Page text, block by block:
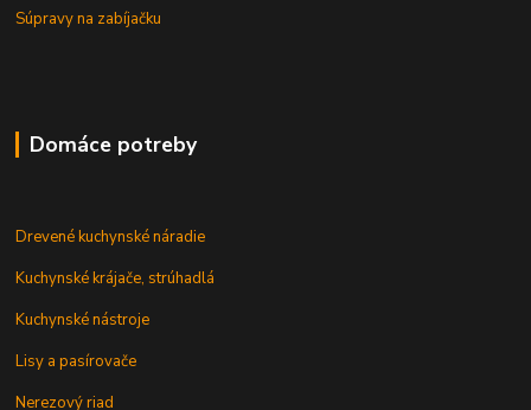
Súpravy na zabíjačku
Domáce potreby
Drevené kuchynské náradie
Kuchynské krájače, strúhadlá
Kuchynské nástroje
Lisy a pasírovače
Nerezový riad